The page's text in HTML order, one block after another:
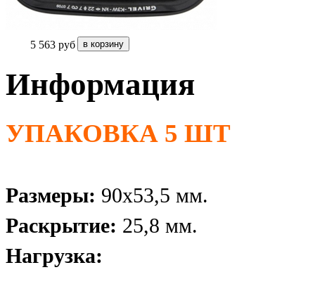
5 563 руб
Информация
УПАКОВКА 5 ШТ
Размеры: 90х53,5 мм.
Раскрытие: 25,8 мм.
Нагрузка: